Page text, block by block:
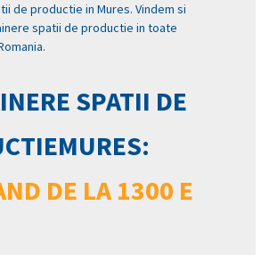
de productie in Mures. Vindem si
spatii de productie in toate
SPATII DE
DE LA 1300 E